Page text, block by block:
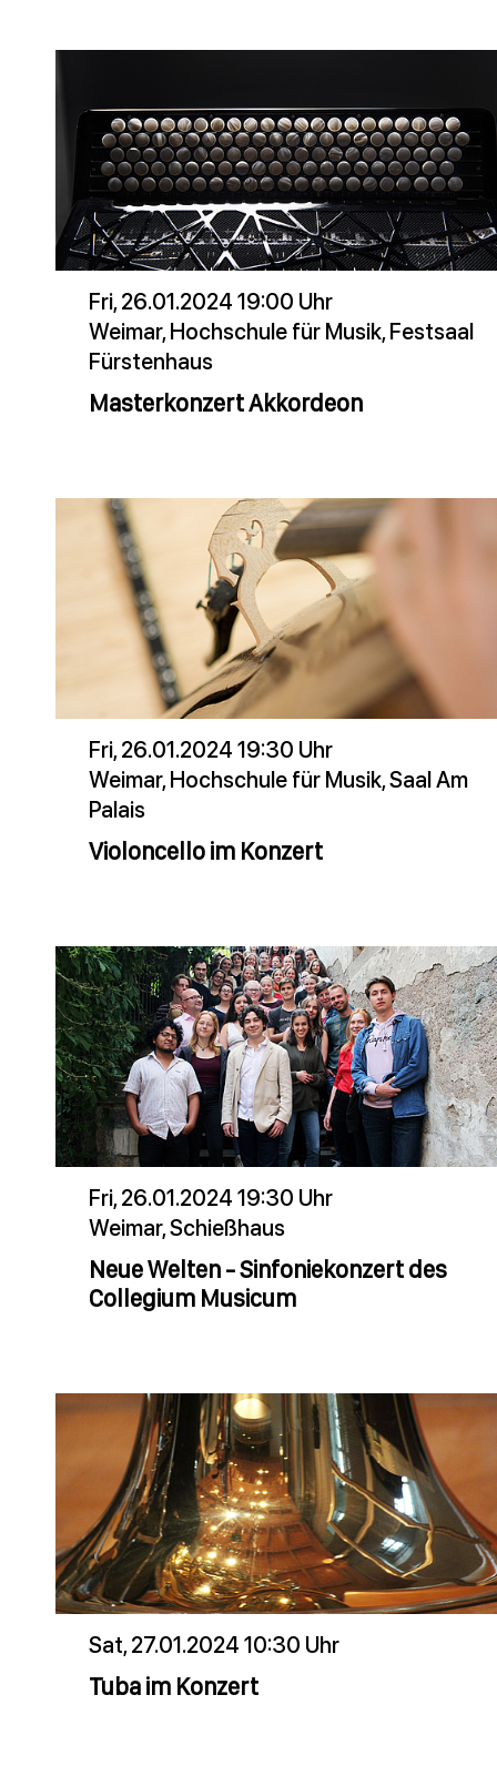
Fri, 26.01.2024 19:00 Uhr
Weimar, Hochschule für Musik, Festsaal
Fürstenhaus
Masterkonzert Akkordeon
Fri, 26.01.2024 19:30 Uhr
Weimar, Hochschule für Musik, Saal Am
Palais
Violoncello im Konzert
Fri, 26.01.2024 19:30 Uhr
Weimar, Schießhaus
Neue Welten - Sinfoniekonzert des
Collegium Musicum
Sat, 27.01.2024 10:30 Uhr
Tuba im Konzert